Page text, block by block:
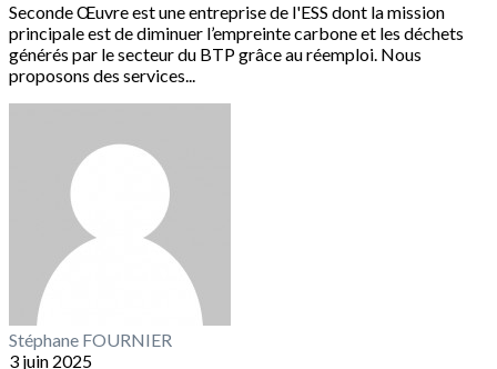
Seconde Œuvre est une entreprise de l'ESS dont la mission
principale est de diminuer l’empreinte carbone et les déchets
générés par le secteur du BTP grâce au réemploi. Nous
proposons des services...
Stéphane FOURNIER
3 juin 2025